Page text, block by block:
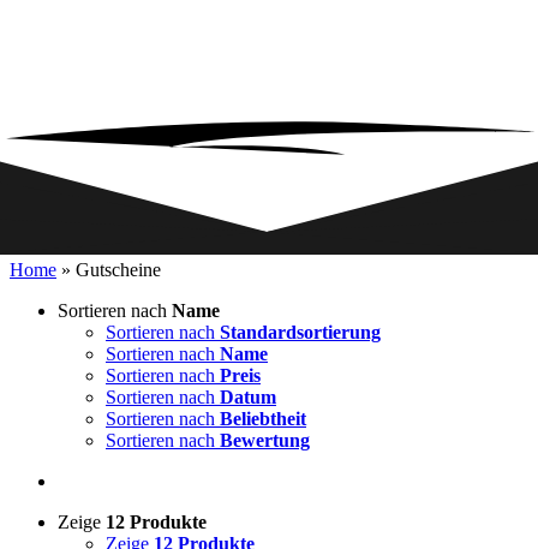
Home » Gutscheine
Sortieren nach Name
Sortieren nach Standardsortierung
Sortieren nach Name
Sortieren nach Preis
Sortieren nach Datum
Sortieren nach Beliebtheit
Sortieren nach Bewertung
Zeige 12 Produkte
Zeige 12 Produkte